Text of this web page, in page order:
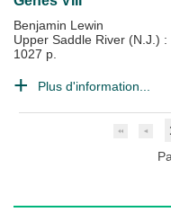
Benjamin Lewin
Upper Saddle River (N.J.)
1027 p.
Plus d'information...